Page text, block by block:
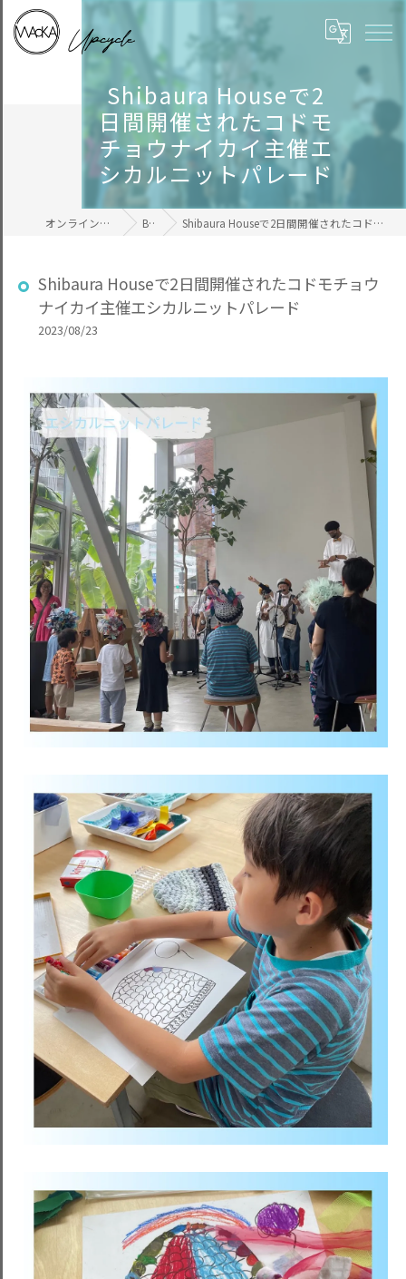
Shibaura Houseで2
日間開催されたコドモ
チョウナイカイ主催エ
シカルニットパレード
オンラインの毛糸ならWAcKA BLOG Shibaura Houseで2日間開催されたコドモチョウナイカイ主催エシカルニットパレード
Shibaura Houseで2日間開催されたコドモチョウ
ナイカイ主催エシカルニットパレード
2023/08/23